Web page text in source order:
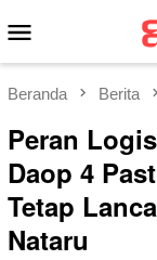
ke
Mobile
Beranda Berita
Peran
Daop 4
Tetap
Nataru